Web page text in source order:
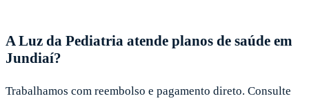
A Luz da Pediatria atende planos de saúde em
Jundiaí?
Trabalhamos com reembolso e pagamento direto. Consulte